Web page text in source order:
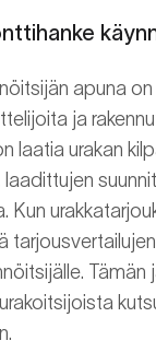
apuna
ja
laatia urakan
Kun
Tämän